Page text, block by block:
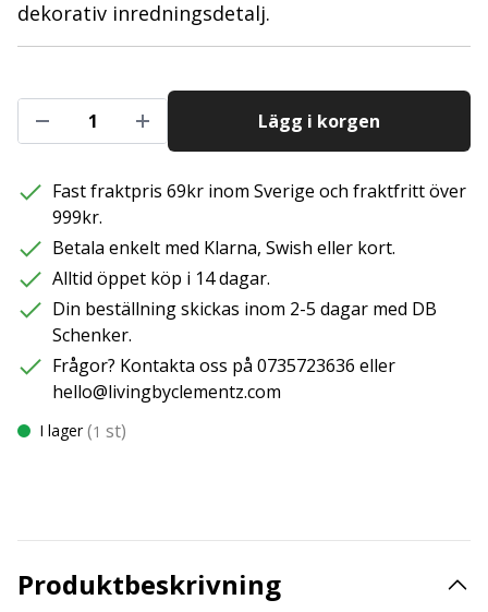
dekorativ inredningsdetalj.
Lägg i korgen
Fast fraktpris 69kr inom Sverige och fraktfritt över
999kr.
Betala enkelt med Klarna, Swish eller kort.
Alltid öppet köp i 14 dagar.
Din beställning skickas inom 2-5 dagar med DB
Schenker.
Frågor? Kontakta oss på 0735723636 eller
hello@livingbyclementz.com
I lager (1 st)
Produktbeskrivning